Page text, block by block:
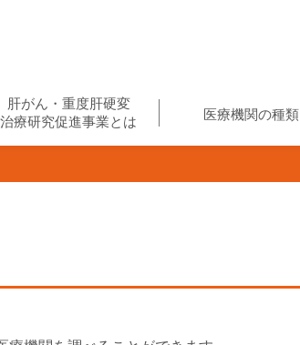
肝がん・重度肝硬変
治療研究促進事業とは
医療機関の種類